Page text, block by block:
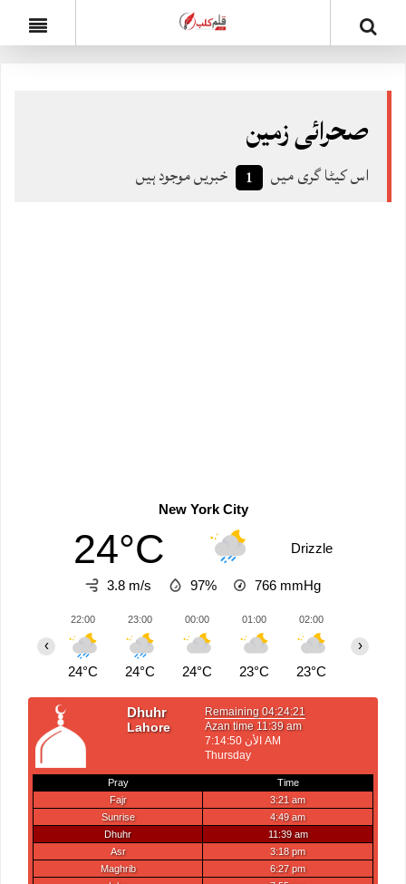
صحرائی زمین
اس کیٹا گری میں 1 خبریں موجود ہیں
New York City
24°C Drizzle
3.8 m/s 97% 766 mmHg
22:00
24°C
23:00
24°C
00:00
24°C
01:00
23°C
02:00
23°C
‹ ›